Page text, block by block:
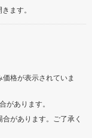
ます。
格が表示されていま
があります。
があります。ご了承く